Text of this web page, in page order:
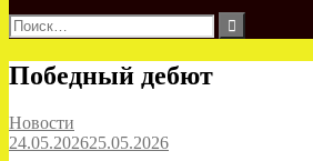
Найти:
Победный дебют
Новости
24.05.202625.05.2026